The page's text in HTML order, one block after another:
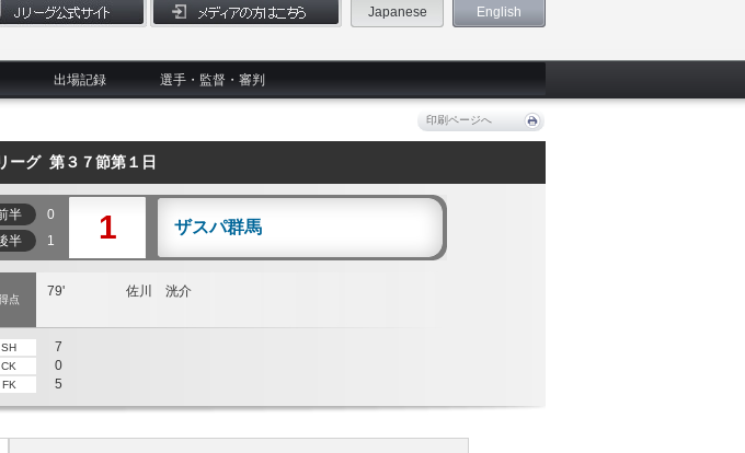
Japanese English
出場記録 選手・監督・審判
印刷ページへ
ーグ 第３７節第１日
半
0
半 1 1 ザスパ群馬
点
79' 佐川 洸介
SH
7
CK
0
FK 5